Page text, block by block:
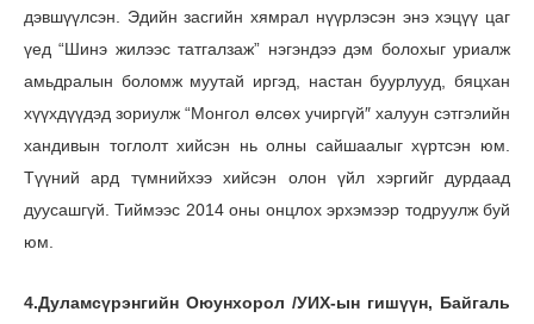
дэвшүүлсэн. Эдийн засгийн хямрал нүүрлэсэн энэ хэцүү цаг
үед “Шинэ жилээс татгалзаж” нэгэндээ дэм болохыг уриалж
амьдралын боломж муутай иргэд, настан буурлууд, бяцхан
хүүхдүүдэд зориулж “Монгол өлсөх учиргүй″ халуун сэтгэлийн
хандивын тоглолт хийсэн нь олны сайшаалыг хүртсэн юм.
Түүний ард түмнийхээ хийсэн олон үйл хэргийг дурдаад
дуусашгүй. Тиймээс 2014 оны онцлох эрхэмээр тодруулж буй
юм.
4.Дуламсүрэнгийн Оюунхорол /УИХ-ын гишүүн, Байгаль